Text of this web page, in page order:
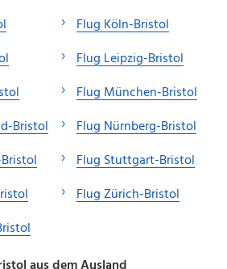
Bristol
Flug Köln-Bristol
Flug Leipzig-Bristol
Flug München-Bristol
Flug Nürnberg-Bristol
Flug Stuttgart-Bristol
Flug Zürich-Bristol